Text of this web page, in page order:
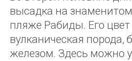
высадка на
пляже Рабиды. Его цвет
вулканическая порода,
железом. Здесь можно